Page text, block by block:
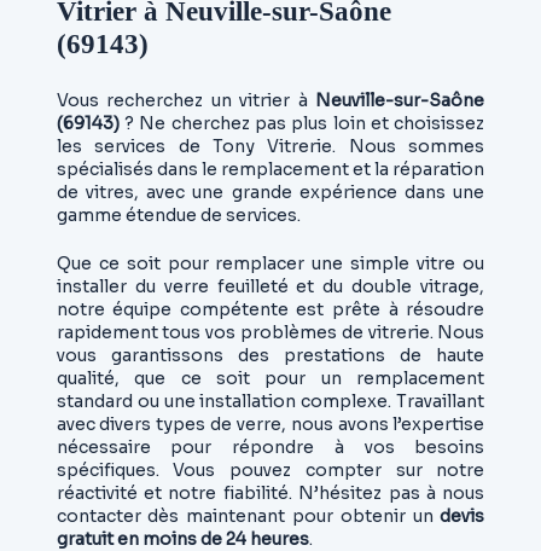
Vitrier à Neuville-sur-Saône
(69143)
Vous recherchez un vitrier à Neuville-sur-Saône
(69143)? Ne cherchez pas plus loin et choisissez
les services de Tony Vitrerie. Nous sommes
spécialisés dans le remplacement et la réparation
de vitres, avec une grande expérience dans une
gamme étendue de services.
Que ce soit pour remplacer une simple vitre ou
installer du verre feuilleté et du double vitrage,
notre équipe compétente est prête à résoudre
rapidement tous vos problèmes de vitrerie. Nous
vous garantissons des prestations de haute
qualité, que ce soit pour un remplacement
standard ou une installation complexe. Travaillant
avec divers types de verre, nous avons l’expertise
nécessaire pour répondre à vos besoins
spécifiques. Vous pouvez compter sur notre
réactivité et notre fiabilité. N’hésitez pas à nous
contacter dès maintenant pour obtenir undevis
gratuit en moins de 24 heures.